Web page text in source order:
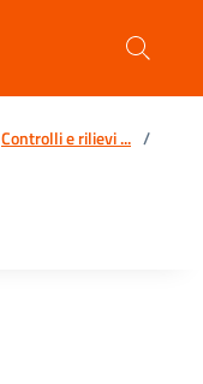
Controlli e rilievi ... /